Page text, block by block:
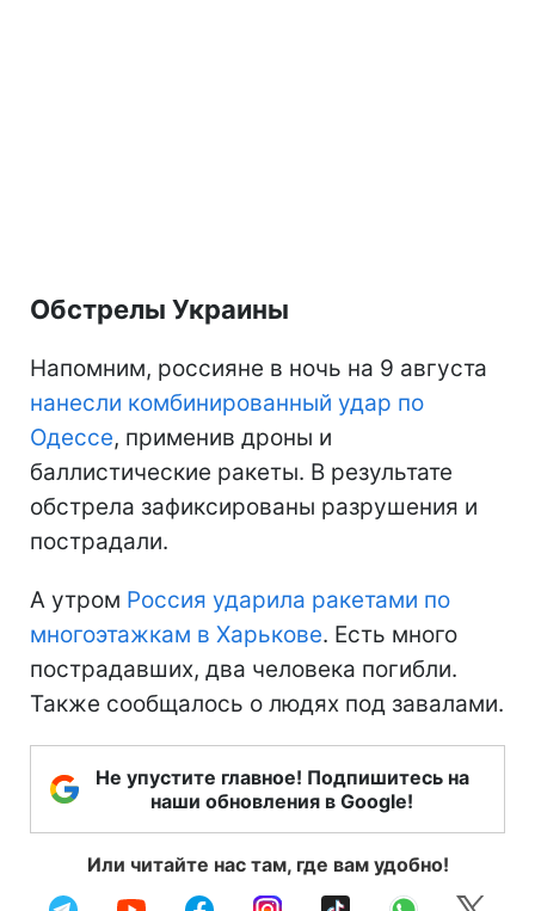
Обстрелы Украины
Напомним, россияне в ночь на 9 августа
нанесли комбинированный удар по
Одессе, применив дроны и
баллистические ракеты. В результате
обстрела зафиксированы разрушения и
пострадали.
А утром Россия ударила ракетами по
многоэтажкам в Харькове. Есть много
пострадавших, два человека погибли.
Также сообщалось о людях под завалами.
Не упустите главное! Подпишитесь на
наши обновления в Google!
Или читайте нас там, где вам удобно!